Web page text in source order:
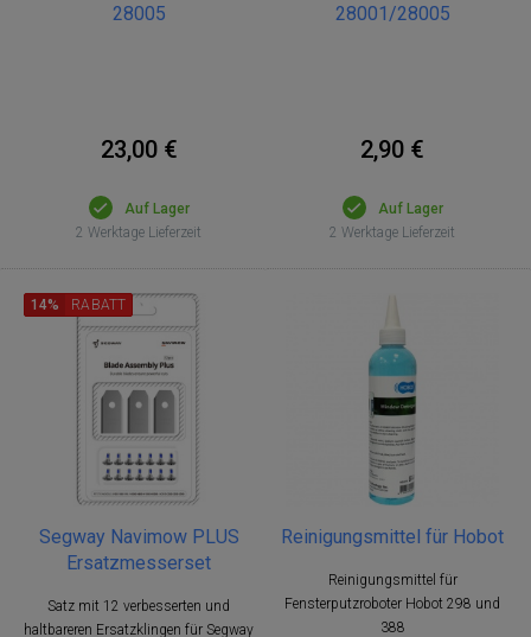
28005
23,00 €
Auf Lager
2 Werktage Lieferzeit
28001/28005
2,90 €
Auf Lager
2 Werktage Lieferzeit
Segway Navimow PLUS
Ersatzmesserset
Satz mit 12 verbesserten und
haltbareren Ersatzklingen für Segway
14% RABATT
Reinigungsmittel für Hobot
Reinigungsmittel für
Fensterputzroboter Hobot 298 und
388